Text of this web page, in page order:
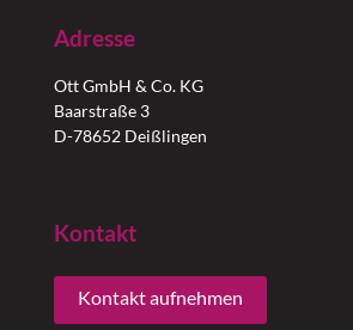
Adresse
Ott GmbH & Co. KG
Baarstraße 3
D-78652 Deißlingen
Kontakt
Kontakt aufnehmen